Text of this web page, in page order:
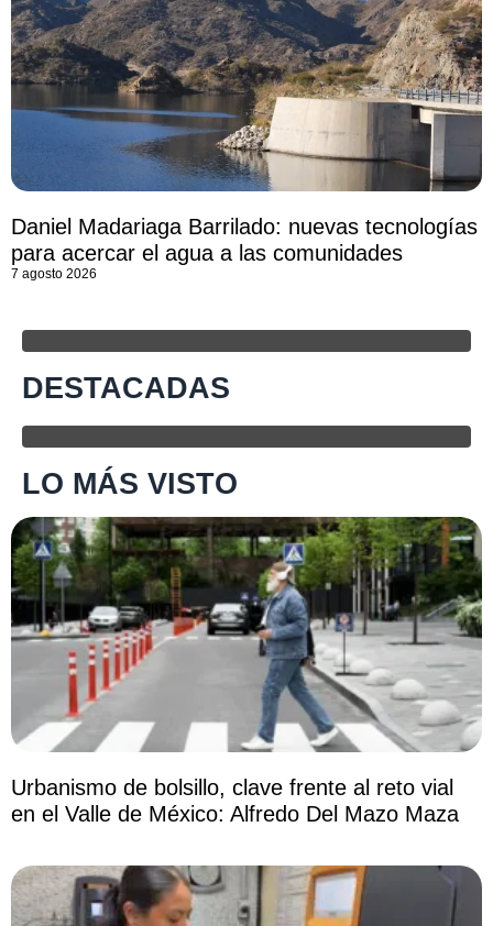
Daniel Madariaga Barrilado: nuevas tecnologías
para acercar el agua a las comunidades
7 agosto 2026
DESTACADAS
LO MÁS VISTO
Urbanismo de bolsillo, clave frente al reto vial
en el Valle de México: Alfredo Del Mazo Maza